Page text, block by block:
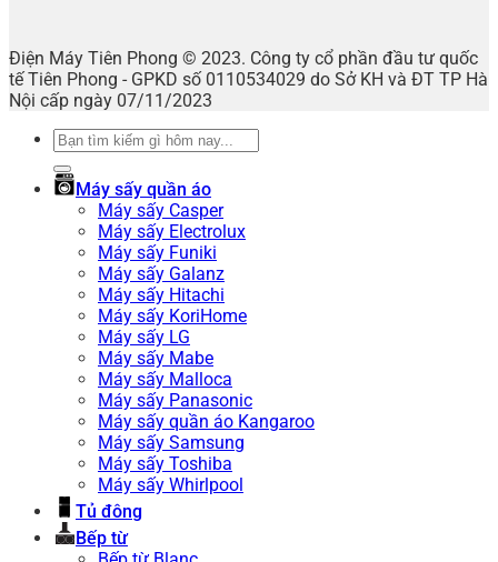
Điện Máy Tiên Phong © 2023. Công ty cổ phần đầu tư quốc
tế Tiên Phong - GPKD số 0110534029 do Sở KH và ĐT TP Hà
Nội cấp ngày 07/11/2023
Tìm
Máy sấy quần áo
Máy sấy Casper
Máy sấy Electrolux
Máy sấy Funiki
Máy sấy Galanz
Máy sấy Hitachi
Máy sấy KoriHome
Máy sấy LG
Máy sấy Mabe
Máy sấy Malloca
Máy sấy Panasonic
Máy sấy quần áo Kangaroo
Máy sấy Samsung
Máy sấy Toshiba
Máy sấy Whirlpool
Tủ đông
Bếp từ